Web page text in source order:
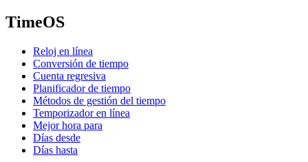
TimeOS
Reloj en línea
Conversión de tiempo
Cuenta regresiva
Planificador de tiempo
Métodos de gestión del tiempo
Temporizador en línea
Mejor hora para
Días desde
Días hasta